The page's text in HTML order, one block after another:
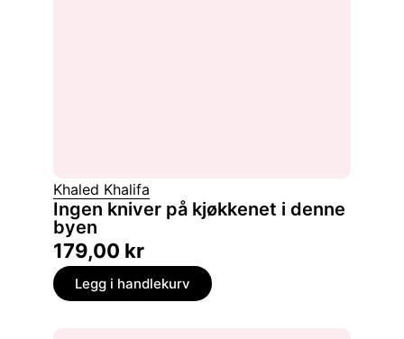
Khaled Khalifa
Ingen kniver på kjøkkenet i denne
byen
179,00 kr
Legg i handlekurv